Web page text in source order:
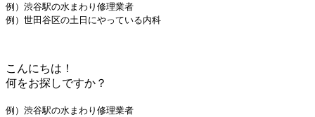
例）渋谷駅の水まわり修理業者
例）世田谷区の土日にやっている内科
こんにちは！
何をお探しですか？
例）渋谷駅の水まわり修理業者